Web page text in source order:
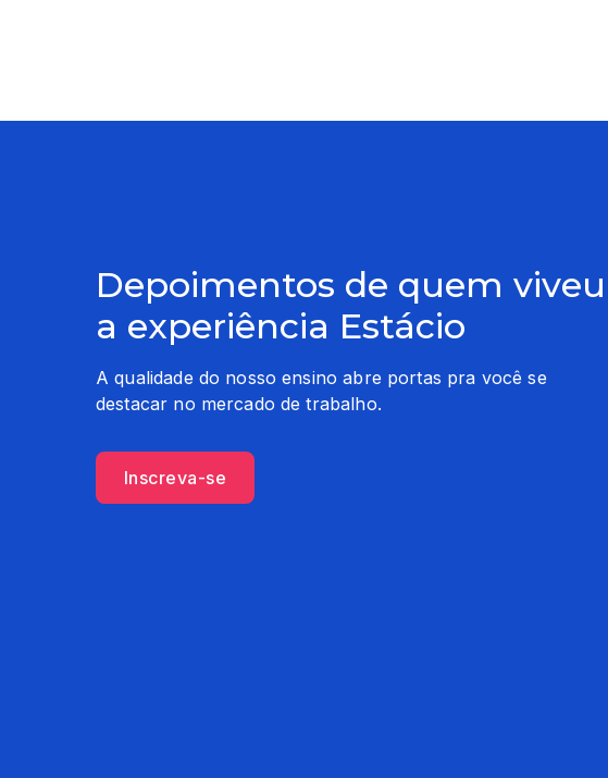
Depoimentos de quem viveu
a experiência Estácio
A qualidade do nosso ensino abre portas pra você se
destacar no mercado de trabalho.
Inscreva-se